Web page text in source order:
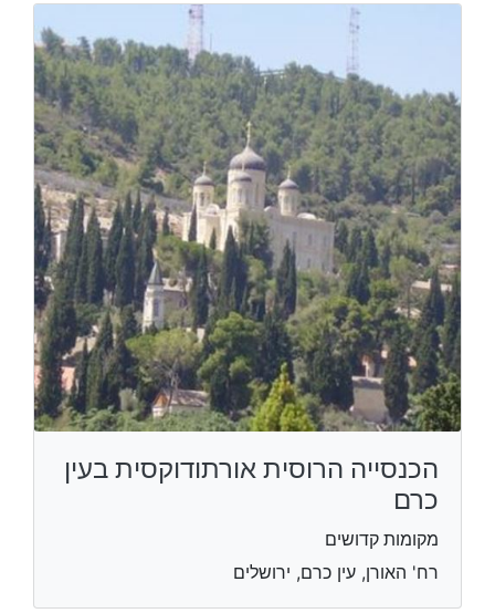
הכנסייה הרוסית אורתודוקסית בעין
כרם
מקומות קדושים
רח' האורן, עין כרם, ירושלים